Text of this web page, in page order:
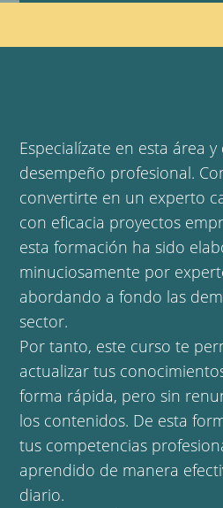
Especialízate en esta área
desempeño profesional.
convertirte en un experto
con eficacia proyectos
esta formación ha sido
minuciosamente por
abordando a fondo las
sector.
Por tanto, este curso te
actualizar tus
forma rápida, pero sin
los contenidos. De esta
tus competencias
aprendido de manera
diario.